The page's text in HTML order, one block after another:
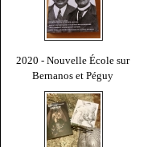
2020 - Nouvelle École sur
Bernanos et Péguy